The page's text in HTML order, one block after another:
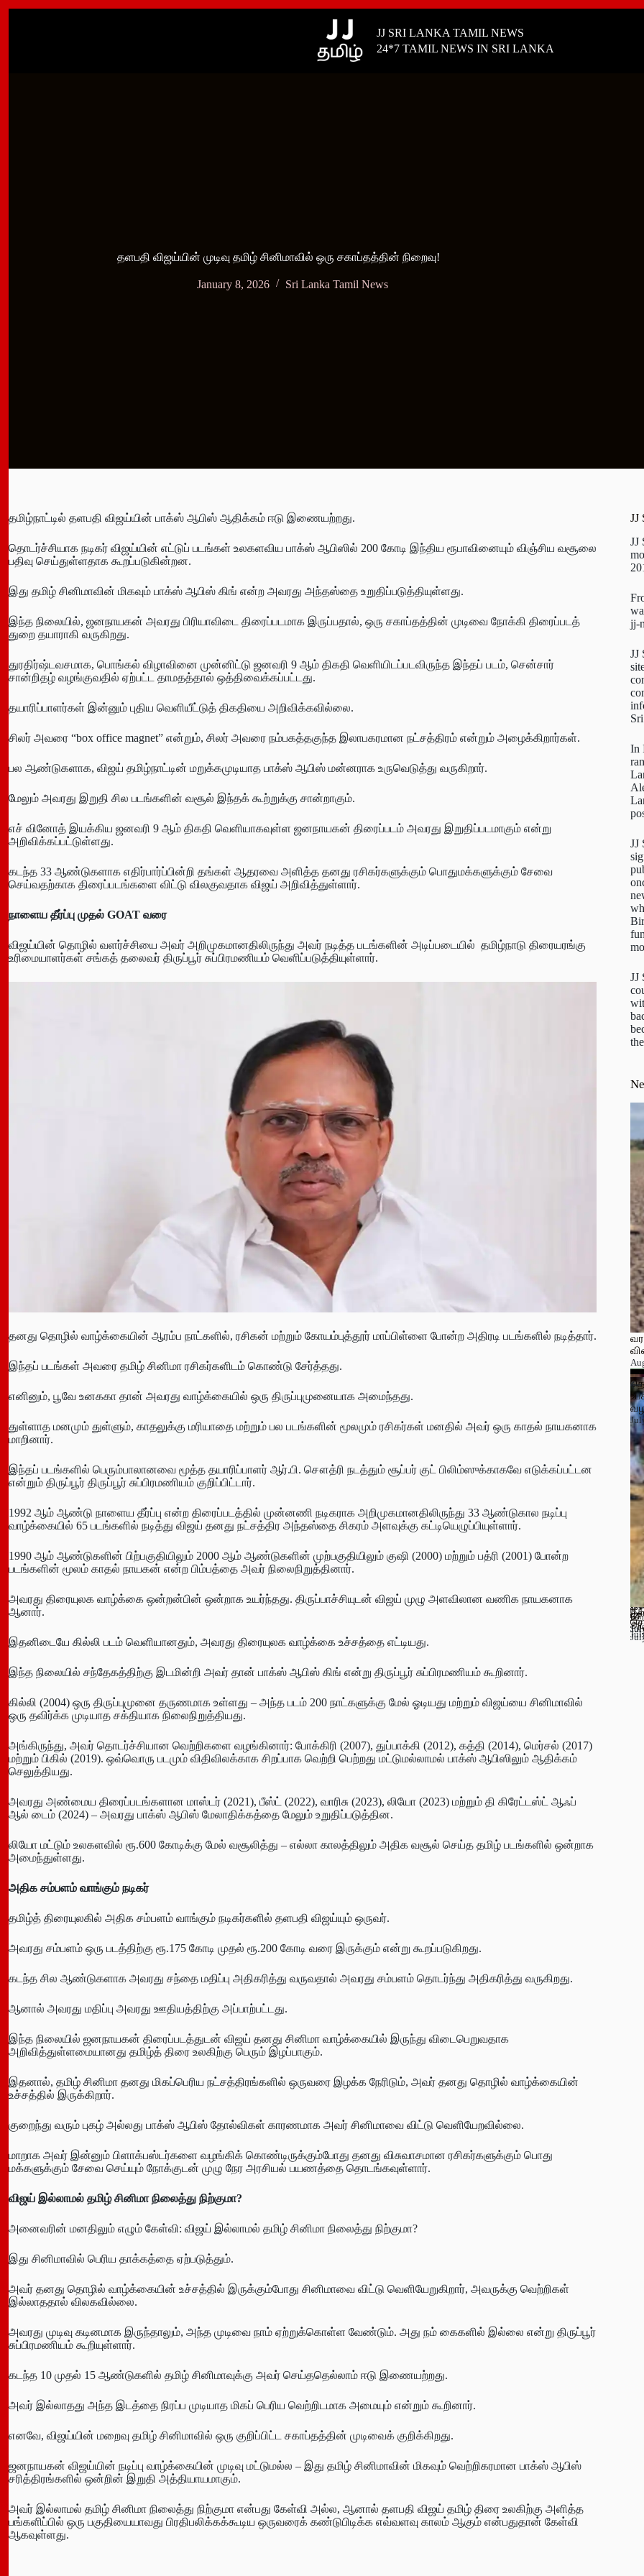
JJ SRI LANKA TAMIL NEWS
24*7 TAMIL NEWS IN SRI LANKA
தளபதி விஜய்யின் முடிவு தமிழ் சினிமாவில் ஒரு சகாப்தத்தின் நிறைவு!
January 8, 2026 Sri Lanka Tamil News
தமிழ்நாட்டில் தளபதி விஜய்யின் பாக்ஸ் ஆபிஸ் ஆதிக்கம் ஈடு இணையற்றது.
தொடர்ச்சியாக நடிகர் விஜய்யின் எட்டுப் படங்கள் உலகளவிய பாக்ஸ் ஆபிஸில் 200 கோடி இந்திய ரூபாவினையும் விஞ்சிய வசூலை
பதிவு செய்துள்ளதாக கூறப்படுகின்றன.
இது தமிழ் சினிமாவின் மிகவும் பாக்ஸ் ஆபிஸ் கிங் என்ற அவரது அந்தஸ்தை உறுதிப்படுத்தியுள்ளது.
இந்த நிலையில், ஜனநாயகன் அவரது பிரியாவிடை திரைப்படமாக இருப்பதால், ஒரு சகாப்தத்தின் முடிவை நோக்கி திரைப்படத்
துறை தயாராகி வருகிறது.
துரதிர்ஷ்டவசமாக, பொங்கல் விழாவினை முன்னிட்டு ஜனவரி 9 ஆம் திகதி வெளியிடப்படவிருந்த இந்தப் படம், சென்சார்
சான்றிதழ் வழங்குவதில் ஏற்பட்ட தாமதத்தால் ஒத்திவைக்கப்பட்டது.
தயாரிப்பாளர்கள் இன்னும் புதிய வெளியீட்டுத் திகதியை அறிவிக்கவில்லை.
சிலர் அவரை “box office magnet” என்றும், சிலர் அவரை நம்பகத்தகுந்த இலாபகரமான நட்சத்திரம் என்றும் அழைக்கிறார்கள்.
பல ஆண்டுகளாக, விஜய் தமிழ்நாட்டின் மறுக்கமுடியாத பாக்ஸ் ஆபிஸ் மன்னராக உருவெடுத்து வருகிறார்.
மேலும் அவரது இறுதி சில படங்களின் வசூல் இந்தக் கூற்றுக்கு சான்றாகும்.
எச் வினோத் இயக்கிய ஜனவரி 9 ஆம் திகதி வெளியாகவுள்ள ஜனநாயகன் திரைப்படம் அவரது இறுதிப்படமாகும் என்று
அறிவிக்கப்பட்டுள்ளது.
கடந்த 33 ஆண்டுகளாக எதிர்பார்ப்பின்றி தங்கள் ஆதரவை அளித்த தனது ரசிகர்களுக்கும் பொதுமக்களுக்கும் சேவை
செய்வதற்காக திரைப்படங்களை விட்டு விலகுவதாக விஜய் அறிவித்துள்ளார்.
நாளைய தீர்ப்பு முதல் GOAT வரை
விஜய்யின் தொழில் வளர்ச்சியை அவர் அறிமுகமானதிலிருந்து அவர் நடித்த படங்களின் அடிப்படையில் தமிழ்நாடு திரையரங்கு
உரிமையாளர்கள் சங்கத் தலைவர் திருப்பூர் சுப்பிரமணியம் வெளிப்படுத்தியுள்ளார்.
தனது தொழில் வாழ்க்கையின் ஆரம்ப நாட்களில், ரசிகன் மற்றும் கோயம்புத்தூர் மாப்பிள்ளை போன்ற அதிரடி படங்களில் நடித்தார்.
இந்தப் படங்கள் அவரை தமிழ் சினிமா ரசிகர்களிடம் கொண்டு சேர்த்தது.
எனினும், பூவே உனககா தான் அவரது வாழ்க்கையில் ஒரு திருப்புமுனையாக அமைந்தது.
துள்ளாத மனமும் துள்ளும், காதலுக்கு மரியாதை மற்றும் பல படங்களின் மூலமும் ரசிகர்கள் மனதில் அவர் ஒரு காதல் நாயகனாக
மாறினார்.
இந்தப் படங்களில் பெரும்பாலானவை மூத்த தயாரிப்பாளர் ஆர்.பி. சௌத்ரி நடத்தும் சூப்பர் குட் பிலிம்ஸுக்காகவே எடுக்கப்பட்டன
என்றும் திருப்பூர் திருப்பூர் சுப்பிரமணியம் குறிப்பிட்டார்.
1992 ஆம் ஆண்டு நாளைய தீர்ப்பு என்ற திரைப்படத்தில் முன்னணி நடிகராக அறிமுகமானதிலிருந்து 33 ஆண்டுகால நடிப்பு
வாழ்க்கையில் 65 படங்களில் நடித்து விஜய் தனது நட்சத்திர அந்தஸ்தை சிகரம் அளவுக்கு கட்டியெழுப்பியுள்ளார்.
1990 ஆம் ஆண்டுகளின் பிற்பகுதியிலும் 2000 ஆம் ஆண்டுகளின் முற்பகுதியிலும் குஷி (2000) மற்றும் பத்ரி (2001) போன்ற
படங்களின் மூலம் காதல் நாயகன் என்ற பிம்பத்தை அவர் நிலைநிறுத்தினார்.
அவரது திரையுலக வாழ்க்கை ஒன்றன்பின் ஒன்றாக உயர்ந்தது. திருப்பாச்சியுடன் விஜய் முழு அளவிலான வணிக நாயகனாக
ஆனார்.
இதனிடையே கில்லி படம் வெளியானதும், அவரது திரையுலக வாழ்க்கை உச்சத்தை எட்டியது.
இந்த நிலையில் சந்தேகத்திற்கு இடமின்றி அவர் தான் பாக்ஸ் ஆபிஸ் கிங் என்று திருப்பூர் சுப்பிரமணியம் கூறினார்.
கில்லி (2004) ஒரு திருப்புமுனை தருணமாக உள்ளது – அந்த படம் 200 நாட்களுக்கு மேல் ஓடியது மற்றும் விஜய்யை சினிமாவில்
ஒரு தவிர்க்க முடியாத சக்தியாக நிலைநிறுத்தியது.
அங்கிருந்து, அவர் தொடர்ச்சியான வெற்றிகளை வழங்கினார்: போக்கிரி (2007), துப்பாக்கி (2012), கத்தி (2014), மெர்சல் (2017)
மற்றும் பிகில் (2019). ஒவ்வொரு படமும் விதிவிலக்காக சிறப்பாக வெற்றி பெற்றது மட்டுமல்லாமல் பாக்ஸ் ஆபிஸிலும் ஆதிக்கம்
செலுத்தியது.
அவரது அண்மைய திரைப்படங்களான மாஸ்டர் (2021), பீஸ்ட் (2022), வாரிசு (2023), லியோ (2023) மற்றும் தி கிரேட்டஸ்ட் ஆஃப்
ஆல் டைம் (2024) – அவரது பாக்ஸ் ஆபிஸ் மேலாதிக்கத்தை மேலும் உறுதிப்படுத்தின.
லியோ மட்டும் உலகளவில் ரூ.600 கோடிக்கு மேல் வசூலித்து – எல்லா காலத்திலும் அதிக வசூல் செய்த தமிழ் படங்களில் ஒன்றாக
அமைந்துள்ளது.
அதிக சம்பளம் வாங்கும் நடிகர்
தமிழ்த் திரையுலகில் அதிக சம்பளம் வாங்கும் நடிகர்களில் தளபதி விஜய்யும் ஒருவர்.
அவரது சம்பளம் ஒரு படத்திற்கு ரூ.175 கோடி முதல் ரூ.200 கோடி வரை இருக்கும் என்று கூறப்படுகிறது.
கடந்த சில ஆண்டுகளாக அவரது சந்தை மதிப்பு அதிகரித்து வருவதால் அவரது சம்பளம் தொடர்ந்து அதிகரித்து வருகிறது.
ஆனால் அவரது மதிப்பு அவரது ஊதியத்திற்கு அப்பாற்பட்டது.
இந்த நிலையில் ஜனநாயகன் திரைப்படத்துடன் விஜய் தனது சினிமா வாழ்க்கையில் இருந்து விடைபெறுவதாக
அறிவித்துள்ளமையானது தமிழ்த் திரை உலகிற்கு பெரும் இழப்பாகும்.
இதனால், தமிழ் சினிமா தனது மிகப்பெரிய நட்சத்திரங்களில் ஒருவரை இழக்க நேரிடும், அவர் தனது தொழில் வாழ்க்கையின்
உச்சத்தில் இருக்கிறார்.
குறைந்து வரும் புகழ் அல்லது பாக்ஸ் ஆபிஸ் தோல்விகள் காரணமாக அவர் சினிமாவை விட்டு வெளியேறவில்லை.
மாறாக அவர் இன்னும் பிளாக்பஸ்டர்களை வழங்கிக் கொண்டிருக்கும்போது தனது விசுவாசமான ரசிகர்களுக்கும் பொது
மக்களுக்கும் ச‍ேவை செய்யும் நோக்குடன் முழு நேர அரசியல் பயணத்தை தொடங்கவுள்ளார்.
விஜய் இல்லாமல் தமிழ் சினிமா நிலைத்து நிற்குமா?
அனைவரின் மனதிலும் எழும் கேள்வி: விஜய் இல்லாமல் தமிழ் சினிமா நிலைத்து நிற்குமா?
இது சினிமாவில் பெரிய தாக்கத்தை ஏற்படுத்தும்.
அவர் தனது தொழில் வாழ்க்கையின் உச்சத்தில் இருக்கும்போது சினிமாவை விட்டு வெளியேறுகிறார், அவருக்கு வெற்றிகள்
இல்லாததால் விலகவில்லை.
அவரது முடிவு கடினமாக இருந்தாலும், அந்த முடிவை நாம் ஏற்றுக்கொள்ள வேண்டும். அது நம் கைகளில் இல்லை என்று திருப்பூர்
சுப்பிரமணியம் கூறியுள்ளார்.
கடந்த 10 முதல் 15 ஆண்டுகளில் தமிழ் சினிமாவுக்கு அவர் செய்ததெல்லாம் ஈடு இணையற்றது.
அவர் இல்லாதது அந்த இடத்தை நிரப்ப முடியாத மிகப் பெரிய வெற்றிடமாக அமையும் என்றும் கூறினார்.
எனவே, விஜய்யின் மறைவு தமிழ் சினிமாவில் ஒரு குறிப்பிட்ட சகாப்தத்தின் முடிவைக் குறிக்கிறது.
ஜனநாயகன் விஜய்யின் நடிப்பு வாழ்க்கையின் முடிவு மட்டுமல்ல – இது தமிழ் சினிமாவின் மிகவும் வெற்றிகரமான பாக்ஸ் ஆபிஸ்
சரித்திரங்களில் ஒன்றின் இறுதி அத்தியாயமாகும்.
அவர் இல்லாமல் தமிழ் சினிமா நிலைத்து நிற்குமா என்பது கேள்வி அல்ல, ஆனால் தளபதி விஜய் தமிழ் திரை உலகிற்கு அளித்த
பங்களிப்பில் ஒரு பகுதியையாவது பிரதிபலிக்கக்கூடிய ஒருவரைக் கண்டுபிடிக்க எவ்வளவு காலம் ஆகும் என்பதுதான் கேள்வி
ஆகவுள்ளது.
JJ
JJ
jj-
JJ
In
JJ
JJ
67